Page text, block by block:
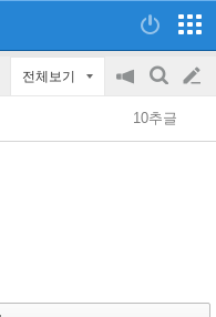
전체보기
공
지
on/off
검
색
글
쓰
10추글